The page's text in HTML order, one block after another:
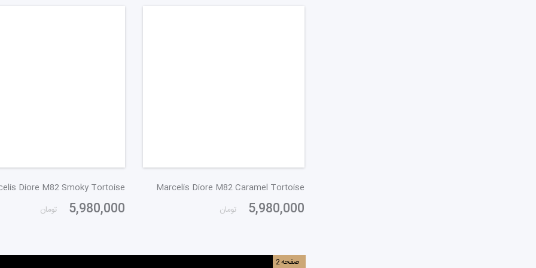
Marcelis Diore M82 Caramel Tortoise
5,980,000 تومان
Diore M82 Smoky Tortoise
5,980,000 تومان
صفحه2